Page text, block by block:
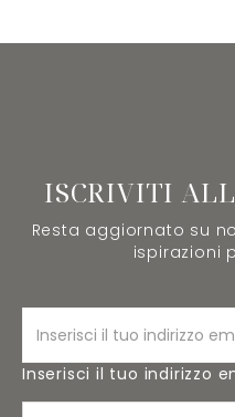
ISCRIVITI
Resta aggiornato su
ispirazioni
Inserisci il tuo indirizzo